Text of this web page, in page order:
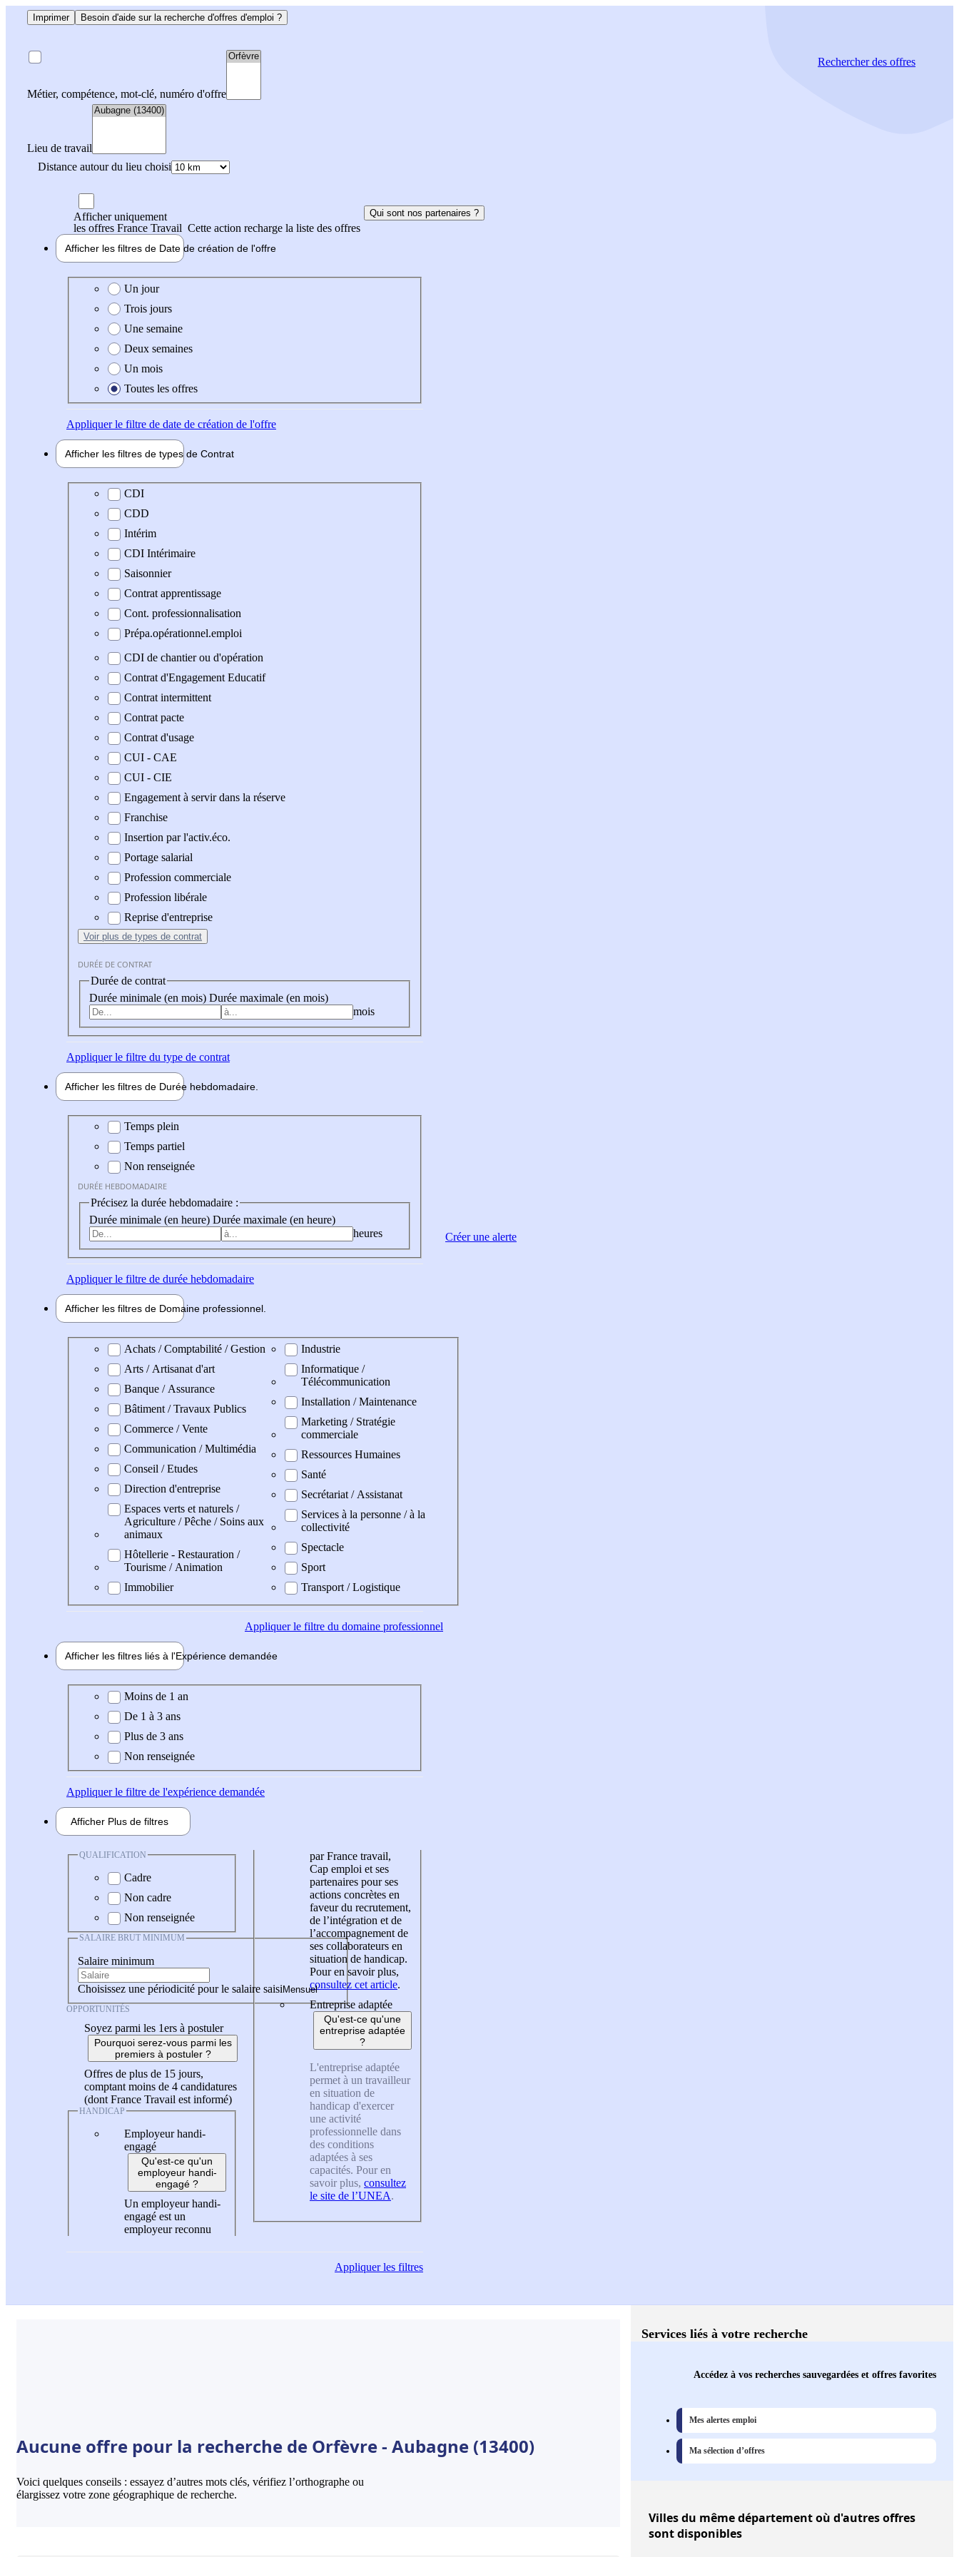
Imprimer Besoin d'aide sur la recherche d'offres d'emploi ?
Métier, compétence, mot-clé, numéro d'offre
Lieu de travail
Distance autour du lieu choisi
Rechercherdes offres
Afficher uniquement
les offres France Travail Cette action recharge la liste des offres
Qui sont nos partenaires ?
Afficher les filtres de Date de création de l'offre
Date de création de l'offre
Un jour
Trois jours
Une semaine
Deux semaines
Un mois
Toutes les offres
Appliquerle filtre de date de création de l'offre
Afficher les filtres de types de Contrat
Type de contrat
CDI
CDD
Intérim
CDI Intérimaire
Saisonnier
Contrat apprentissage
Cont. professionnalisation
Prépa.opérationnel.emploi
CDI de chantier ou d'opération
Contrat d'Engagement Educatif
Contrat intermittent
Contrat pacte
Contrat d'usage
CUI - CAE
CUI - CIE
Engagement à servir dans la réserve
Franchise
Insertion par l'activ.éco.
Portage salarial
Profession commerciale
Profession libérale
Reprise d'entreprise
Voir plus de types de contrat
DURÉE DE CONTRAT
Durée de contrat
Durée minimale (en mois) Durée maximale (en mois)
mois
Appliquerle filtre du type de contrat
Afficher les filtres de Durée hebdomadaire
Durée hebdomadaire
Temps plein
Temps partiel
Non renseignée
DURÉE HEBDOMADAIRE
Précisez la durée hebdomadaire :
Durée minimale (en heure) Durée maximale (en heure)
heures
Appliquerle filtre de durée hebdomadaire
Afficher les filtres de Domaine professionnel
Domaine professionel
Achats / Comptabilité / Gestion
Arts / Artisanat d'art
Banque / Assurance
Bâtiment / Travaux Publics
Commerce / Vente
Communication / Multimédia
Conseil / Etudes
Direction d'entreprise
Espaces verts et naturels /
Agriculture / Pêche / Soins aux
animaux
Hôtellerie - Restauration /
Tourisme / Animation
Immobilier
Industrie
Informatique /
Télécommunication
Installation / Maintenance
Marketing / Stratégie
commerciale
Ressources Humaines
Santé
Secrétariat / Assistanat
Services à la personne / à la
collectivité
Spectacle
Sport
Transport / Logistique
Appliquerle filtre du domaine professionnel
Afficher les filtres liés à l'Expérience demandée
Expérience demandée
Moins de 1 an
De 1 à 3 ans
Plus de 3 ans
Non renseignée
Appliquerle filtre de l'expérience demandée
Afficher Plus de filtres
QUALIFICATION
Cadre
Non cadre
Non renseignée
SALAIRE BRUT MINIMUM
Salaire minimum
Choisissez une périodicité pour le salaire saisi
OPPORTUNITÉS
Soyez parmi les 1ers à postuler
Pourquoi serez-vous parmi les
premiers à postuler ?
Offres de plus de 15 jours,
comptant moins de 4 candidatures
(dont France Travail est informé)
HANDICAP
Employeur handi-
engagé
Qu'est-ce qu'un
employeur handi-
engagé ?
Un employeur handi-
engagé est un
employeur reconnu
par France travail,
Cap emploi et ses
partenaires pour ses
actions concrètes en
faveur du recrutement,
de l’intégration et de
l’accompagnement de
ses collaborateurs en
situation de handicap.
Pour en savoir plus,
consultez cet article.
Entreprise adaptée
Qu'est-ce qu'une
entreprise adaptée
?
L'entreprise adaptée
permet à un travailleur
en situation de
handicap d'exercer
une activité
professionnelle dans
des conditions
adaptées à ses
capacités. Pour en
savoir plus, consultez
le site de l’UNEA.
Appliquerles filtres
Créer une alerte
Aucune offre pour la recherche de Orfèvre - Aubagne (13400)
Voici quelques conseils : essayez d’autres mots clés, vérifiez l’orthographe ou
élargissez votre zone géographique de recherche.
Services liés à votre recherche
Accédez à vos recherches sauvegardées et offres favorites
Mes alertes emploi
Ma sélection d’offres
Villesdu même département où d'autres offres
sont disponibles